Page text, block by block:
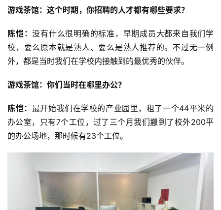
游戏茶馆：这个时期，你招聘的人才都有哪些要求？
陈恺：没有什么很明确的标准，早期成员大都来自我们学
校，要么原本就是熟人、要么是熟人推荐的。不过无一例
外，都是当时我们在学校内接触到的最优秀的伙伴。
游戏茶馆：你们当时在哪里办公？
陈恺： 最开始我们在学校的产业园里，租了一个44平米的
办公室，只有7个工位，过了三个月我们搬到了校外200平
的办公场地，那时候有23个工位。